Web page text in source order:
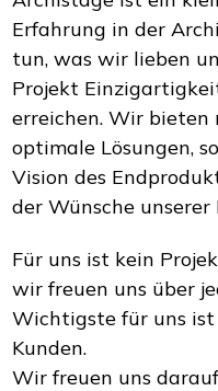
Erfahrung in der
tun, was wir lieben
Projekt
erreichen. Wir
optimale Lösungen,
Vision des
der Wünsche unserer
Für uns ist kein
wir freuen uns über
Wichtigste für uns
Kunden.
Wir freuen uns